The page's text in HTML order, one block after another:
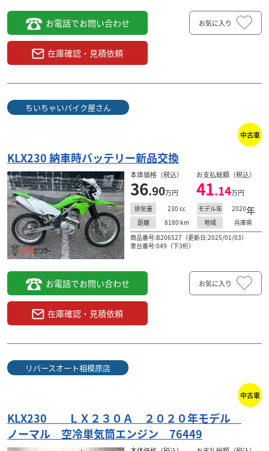
カワサキ ちいちゃいバイク屋さん
KLX230 納車時バッテリー新品交換
本体価格:36
お電話でお問い合わせ
在庫確認・見積依頼
お気に入り
ちいちゃいバイク屋さん
中古車
KLX230 納車時バッテリー新品交換
本体価格（税込）
36.90万円
お支払総額（税込）
41.14万円
排気量 230 cc モデル年 2020年
距離 8180 km 地域
兵庫県
商品番号:B206527（更新日:2025/01/03）
車台番号:049（下3桁）
お電話でお問い合わせ
在庫確認・見積依頼
お気に入り
リバースオート相模原店
中古車
KLX230 ＬＸ２３０Ａ ２０２０年モデル
ノーマル 空冷単気筒エンジン 76449